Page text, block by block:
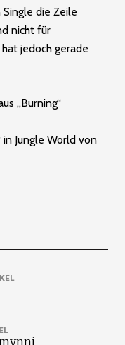
die Zeile
nicht für
jedoch gerade
„Burning“
Jungle World von